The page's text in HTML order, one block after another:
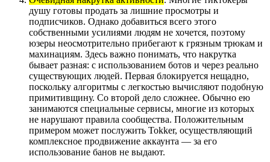
душу готовы продать за лишние просмотры и
подписчиков. Однако добавиться всего этого
собственными усилиями людям не хочется, поэтому
юзеры неосмотрительно прибегают к грязным трюкам и
махинациям. Здесь важно понимать, что накрутка
бывает разная: с использованием ботов и через реально
существующих людей. Первая блокируется нещадно,
поскольку алгоритмы с легкостью вычисляют подобную
примитивщину. Со второй дело сложнее. Обычно ею
занимаются специальные сервисы, многие из которых
не нарушают правила сообщества. Положительным
примером может послужить Tokker, осуществляющий
комплексное продвижение аккаунта — за его
использование банов не выдают.